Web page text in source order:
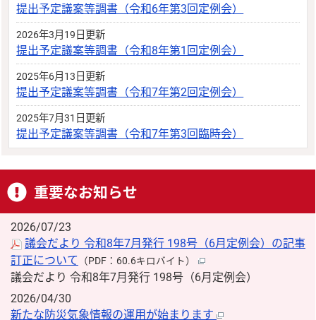
提出予定議案等調書（令和6年第3回定例会）
2026年3月19日更新
提出予定議案等調書（令和8年第1回定例会）
2025年6月13日更新
提出予定議案等調書（令和7年第2回定例会）
2025年7月31日更新
提出予定議案等調書（令和7年第3回臨時会）
重要なお知らせ
2026/07/23
議会だより 令和8年7月発行 198号（6月定例会）の記事
訂正について （PDF：60.6キロバイト）
議会だより 令和8年7月発行 198号（6月定例会）
2026/04/30
新たな防災気象情報の運用が始まります